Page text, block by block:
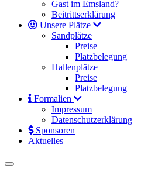
Gast im Emsland?
Beitrittserklärung
Unsere Plätze
Sandplätze
Preise
Platzbelegung
Hallenplätze
Preise
Platzbelegung
Formalien
Impressum
Datenschutzerklärung
Sponsoren
Aktuelles